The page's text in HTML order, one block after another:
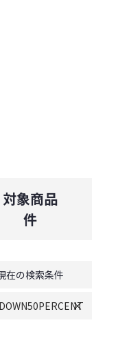
対象商品
件
在の検索条件